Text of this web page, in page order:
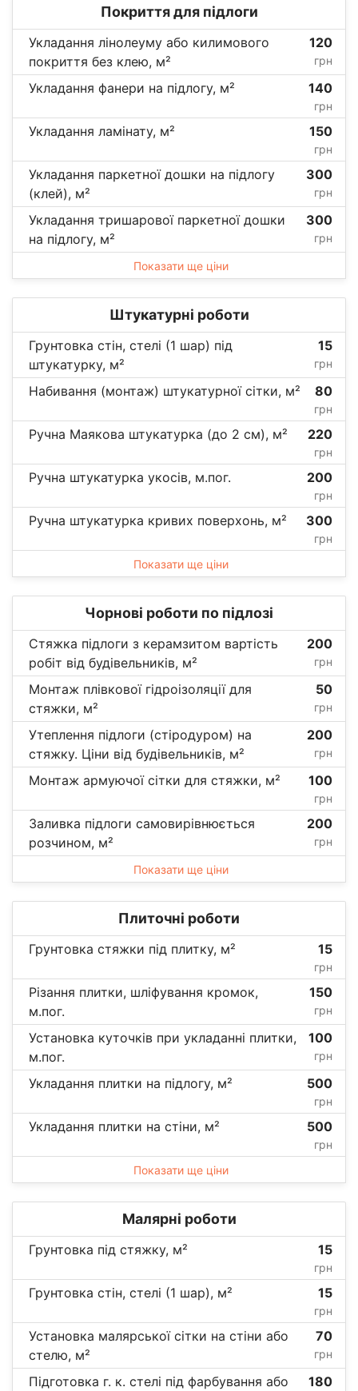
Покриття для підлоги
Укладання лінолеуму або килимового
покриття без клею, м²
120
грн
Укладання фанери на підлогу, м² 140
грн
Укладання ламінату, м² 150
грн
Укладання паркетної дошки на підлогу
(клей), м²
300
грн
Укладання тришарової паркетної дошки
на підлогу, м²
300
грн
Показати ще ціни
Штукатурні роботи
Грунтовка стін, стелі (1 шар) під
штукатурку, м²
15
грн
Набивання (монтаж) штукатурної сітки, м² 80
грн
Ручна Маякова штукатурка (до 2 см), м² 220
грн
Ручна штукатурка укосів, м.пог. 200
грн
Ручна штукатурка кривих поверхонь, м² 300
грн
Показати ще ціни
Чорнові роботи по підлозі
Стяжка підлоги з керамзитом вартість
робіт від будівельників, м²
200
грн
Монтаж плівкової гідроізоляції для
стяжки, м²
50
грн
Утеплення підлоги (стіродуром) на
стяжку. Ціни від будівельників, м²
200
грн
Монтаж армуючої сітки для стяжки, м² 100
грн
Заливка підлоги самовирівнюється
розчином, м²
200
грн
Показати ще ціни
Плиточні роботи
Грунтовка стяжки під плитку, м² 15
грн
Різання плитки, шліфування кромок,
м.пог.
150
грн
Установка куточків при укладанні плитки,
м.пог.
100
грн
Укладання плитки на підлогу, м² 500
грн
Укладання плитки на стіни, м² 500
грн
Показати ще ціни
Малярні роботи
Грунтовка під стяжку, м² 15
грн
Грунтовка стін, стелі (1 шар), м² 15
грн
Установка малярської сітки на стіни або
стелю, м²
70
грн
Підготовка г. к. стелі під фарбування або
180